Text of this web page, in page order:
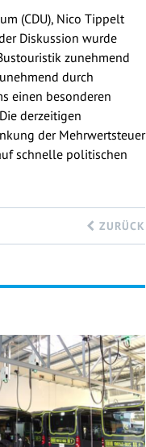
(CDU), Nico Tippelt
Diskussion wurde
zunehmend
durch
einen besonderen
derzeitigen
der Mehrwertsteuer
schnelle politischen
ZURÜCK